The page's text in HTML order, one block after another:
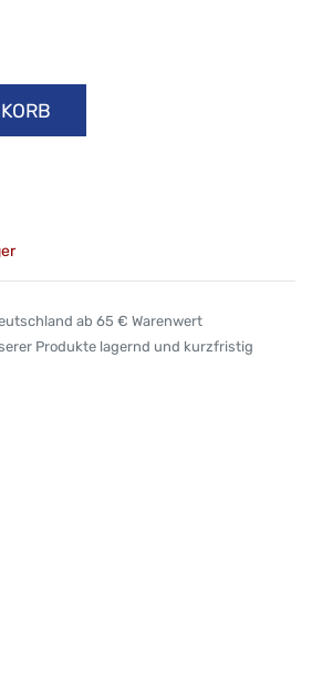
ab 65 € Warenwert
Produkte lagernd und kurzfristig